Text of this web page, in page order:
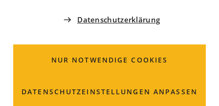
Datenschutzerklärung
NUR NOTWENDIGE COOKIES
DATENSCHUTZ­EINSTELLUNGEN ANPASSEN
Prostatakrebs Coburg
0176 99094567